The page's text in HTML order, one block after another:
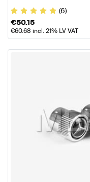
(6)
€50.15
€60.68 incl. 21% LV VAT